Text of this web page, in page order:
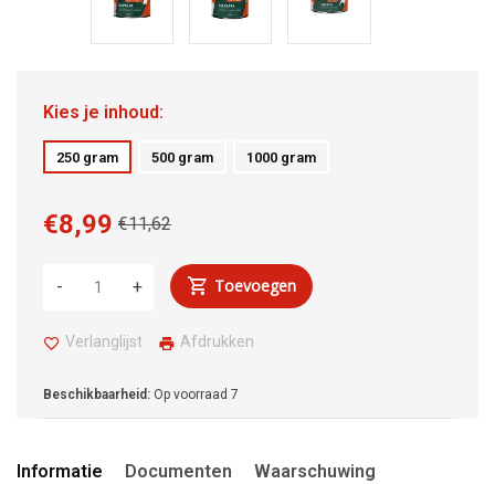
Kies je inhoud:
250 gram 500 gram 1000 gram
€11,62
€8,99
+
- Toevoegen
Verlanglijst Afdrukken
Beschikbaarheid: Op voorraad 7
Informatie Documenten Waarschuwing